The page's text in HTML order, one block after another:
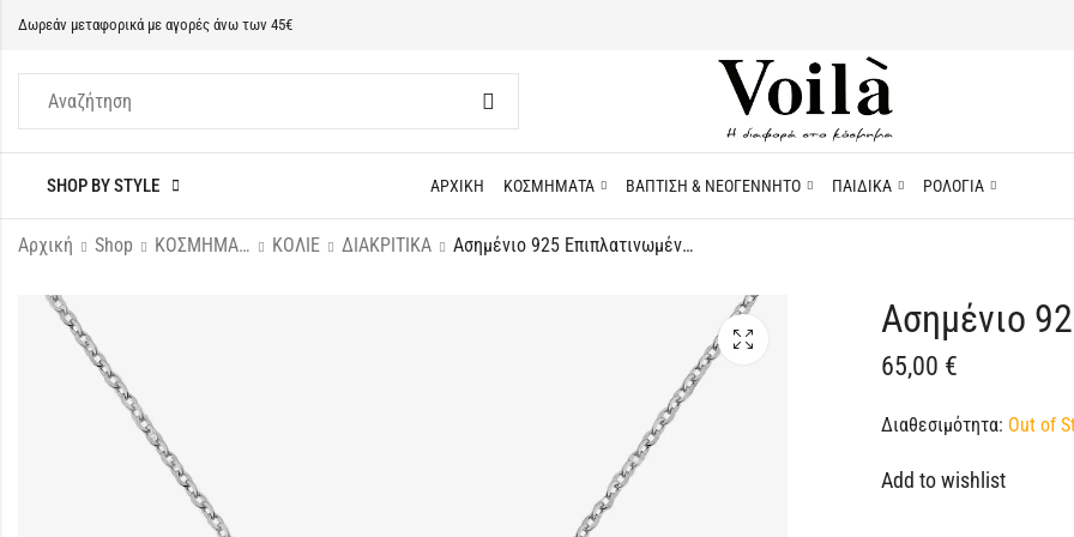
Δωρεάν μεταφορικά με αγορές άνω των 45€
SHOP BY STYLE ΑΡΧΙΚΗ ΚΟΣΜΗΜΑΤΑ ΒΑΠΤΙΣΗ & ΝΕΟΓΕΝΝΗΤΟ ΠΑΙΔΙΚΑ ΡΟΛΟΓΙΑ
Αρχική Shop ΚΟΣΜΗΜΑΤΑ ΚΟΛΙΕ ΔΙΑΚΡΙΤΙΚΑ Ασημένιο 925 Επιπλατινωμένο Κολιέ Καρδιά
Ασημένιο
65,00 €
Διαθεσιμότητα: Out of
Add to wishlist